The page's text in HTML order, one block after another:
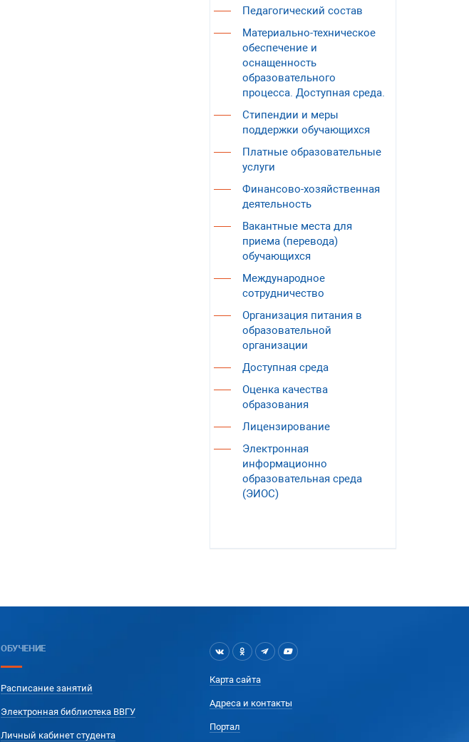
Педагогический состав
Материально-техническое
обеспечение и
оснащенность
образовательного
процесса. Доступная среда.
Стипендии и меры
поддержки обучающихся
Платные образовательные
услуги
Финансово-хозяйственная
деятельность
Вакантные места для
приема (перевода)
обучающихся
Международное
сотрудничество
Организация питания в
образовательной
организации
Доступная среда
Оценка качества
образования
Лицензирование
Электронная
информационно
образовательная среда
(ЭИОС)
ОБУЧЕНИЕ
Расписание занятий
Электронная библиотека ВВГУ
Личный кабинет студента
Карта сайта
Адреса и контакты
Портал